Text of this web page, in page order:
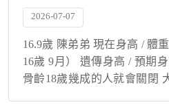
2026-07-07
16.9歲 陳弟弟 現在身高 / 體
16歲 9月） 遺傳身高 / 預期身
骨齡18歲幾成的人就會關閉